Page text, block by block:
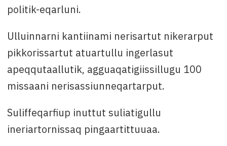
politik-eqarluni.
Ulluinnarni kantiinami nerisartut nikerarput
pikkorissartut atuartullu ingerlasut
apeqqutaallutik, agguaqatigiissillugu 100
missaani nerisassiunneqartarput.
Suliffeqarfiup inuttut suliatigullu
ineriartornissaq pingaartittuuaa.